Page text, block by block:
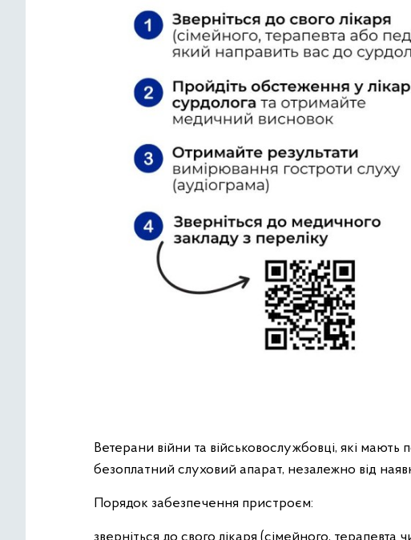
Ветерани війни та військовослужбовці, які
безоплатний слуховий апарат, незалежно від
Порядок забезпечення пристроєм: